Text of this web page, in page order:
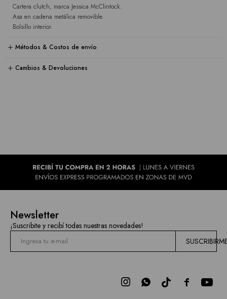
Cartera clutch, marca Jessica McClintock.
Asa en cadena metálica removible.
Bolsillo interior.
Métodos & Costos de envío
Cambios & Devoluciones
Newsletter
¡Suscribite y recibí todas nuestras novedades!

 